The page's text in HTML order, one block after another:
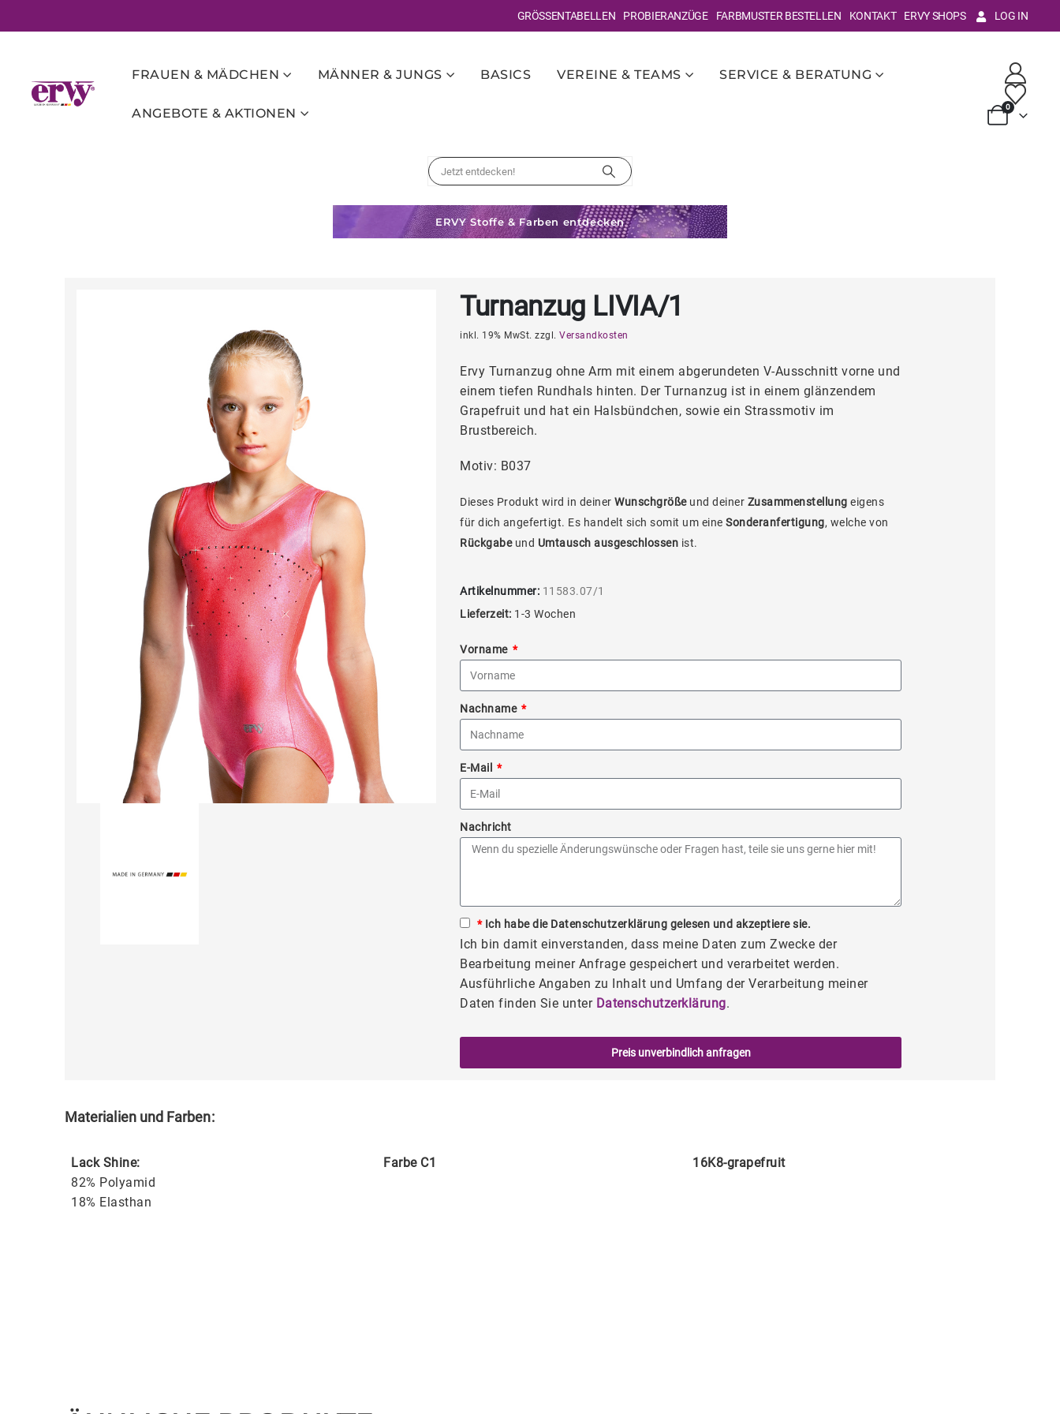
GRÖSSENTABELLEN PROBIERANZÜGE FARBMUSTER BESTELLEN KONTAKT ERVY SHOPS LOG IN
FRAUEN & MÄDCHEN MÄNNER & JUNGS BASICS VEREINE & TEAMS SERVICE & BERATUNG
ANGEBOTE & AKTIONEN 0
ERVY Stoffe & Farben entdecken
Turnanzug LIVIA/1
inkl. 19% MwSt. zzgl. Versandkosten
Ervy Turnanzug ohne Arm mit einem abgerundeten V-Ausschnitt vorne und
einem tiefen Rundhals hinten. Der Turnanzug ist in einem glänzendem
Grapefruit und hat ein Halsbündchen, sowie ein Strassmotiv im
Brustbereich.
Motiv: B037
Dieses Produkt wird in deiner Wunschgrößeund deiner Zusammenstellung eigens
für dich angefertigt. Es handelt sich somit um eine Sonderanfertigung, welche von
Rückgabeund Umtausch ausgeschlossen ist.
Artikelnummer: 11583.07/1
Lieferzeit: 1-3 Wochen
Vorname
Nachname
E-Mail
Nachricht
*Ich habe die Datenschutzerklärung gelesen und akzeptiere sie.
Ich bin damit einverstanden, dass meine Daten zum Zwecke der
Bearbeitung meiner Anfrage gespeichert und verarbeitet werden.
Ausführliche Angaben zu Inhalt und Umfang der Verarbeitung meiner
Daten finden Sie unter Datenschutzerklärung.
Preis unverbindlich anfragen
Materialien und Farben:
Lack Shine:
82% Polyamid
18% Elasthan
Farbe C1 16K8-grapefruit